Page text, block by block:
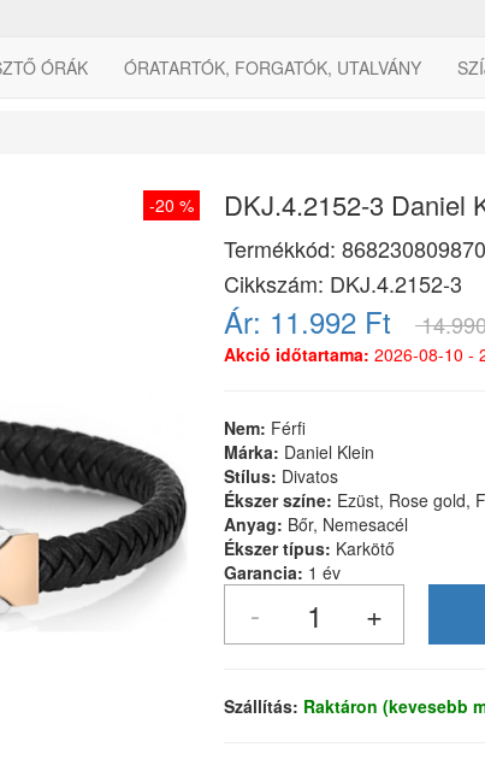
ÓRÁK ÓRATARTÓK, FORGATÓK, UTALVÁNY
-20 % DKJ.4.2152-3 Daniel
Termékkód:
Cikkszám: DKJ.4.2152-3
Ár: 11.992 Ft
Akció időtartama: 2026-08-10 -
Nem: Férfi
Márka: Daniel Klein
Stílus: Divatos
Ékszer színe: Ezüst, Rose gold,
Anyag: Bőr, Nemesacél
Ékszer típus: Karkötő
Garancia: 1 év
Szállítás: Raktáron (kevesebb